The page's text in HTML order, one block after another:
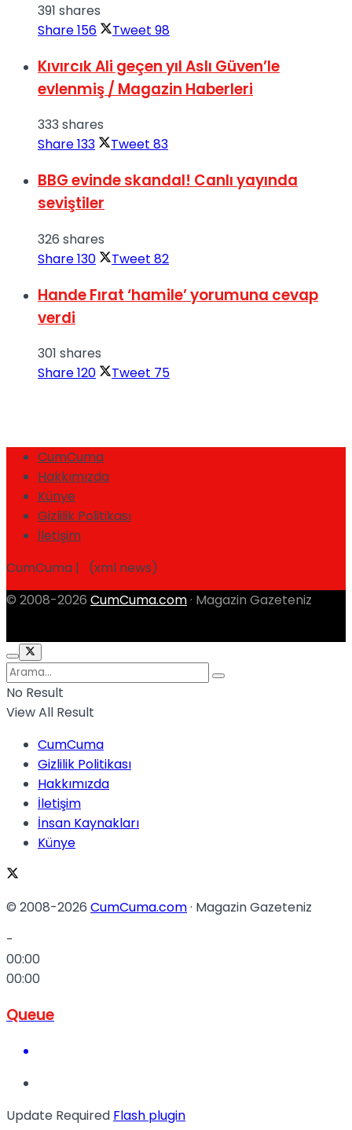
391 shares
Share156 Tweet 98
Kıvırcık Ali geçen yıl Aslı Güven’le
evlenmiş / Magazin Haberleri
333 shares
Share133 Tweet 83
BBG evinde skandal! Canlı yayında
seviştiler
326 shares
Share130 Tweet 82
Hande Fırat ‘hamile’ yorumuna cevap
verdi
301 shares
Share120 Tweet 75
CumCuma
Hakkımızda
Künye
Gizlilik Politikası
İletişim
CumCuma | (xml news)
© 2008-2026 CumCuma.com · Magazin Gazeteniz
No Result
View All Result
CumCuma
Gizlilik Politikası
Hakkımızda
İletişim
İnsan Kaynakları
Künye
© 2008-2026 CumCuma.com· Magazin Gazeteniz
-
00:00
00:00
Queue
Update Required Flash plugin